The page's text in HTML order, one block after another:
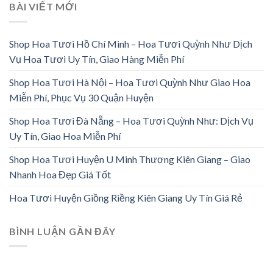
BÀI VIẾT MỚI
Shop Hoa Tươi Hồ Chí Minh – Hoa Tươi Quỳnh Như Dịch
Vụ Hoa Tươi Uy Tín, Giao Hàng Miễn Phí
Shop Hoa Tươi Hà Nội – Hoa Tươi Quỳnh Như Giao Hoa
Miễn Phí, Phục Vụ 30 Quận Huyện
Shop Hoa Tươi Đà Nẵng – Hoa Tươi Quỳnh Như: Dịch Vụ
Uy Tín, Giao Hoa Miễn Phí
Shop Hoa Tươi Huyện U Minh Thượng Kiên Giang – Giao
Nhanh Hoa Đẹp Giá Tốt
Hoa Tươi Huyện Giồng Riềng Kiên Giang Uy Tín Giá Rẻ
BÌNH LUẬN GẦN ĐÂY